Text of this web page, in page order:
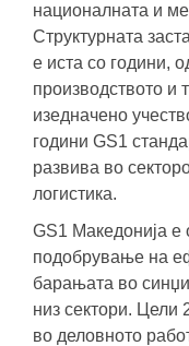
националната и
Структурната
е иста со години,
производството и
изедначено
години GS1
развива во
логистика.
GS1 Македонија е
подобрување на
барањата во
низ сектори. Цели
во деловното